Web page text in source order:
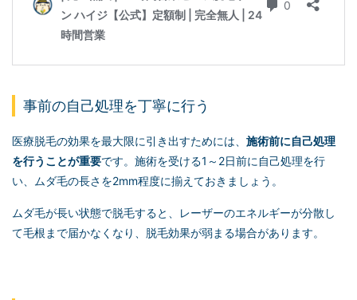
事前の自己処理を丁寧に行う
医療脱毛の効果を最大限に引き出すためには、 施術前に自己処理
を行うことが重要です。施術を受ける1～2日前に自己処理を行
い、ムダ毛の長さを2mm程度に揃えておきましょう。
ムダ毛が長い状態で脱毛すると、レーザーのエネルギーが分散し
て毛根まで届かなくなり、脱毛効果が弱まる場合があります。